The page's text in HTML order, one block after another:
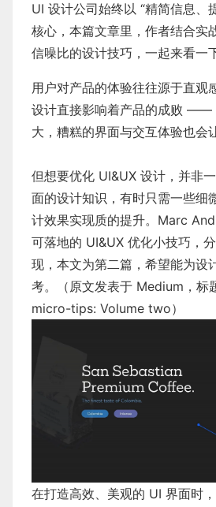
UI 设计公司始终以 “精简信息、
核心，本篇文章里，作者结合实
信噪比的设计技巧，一起来看一
用户对产品的体验往往源于直观
设计直接影响着产品的成败 ——
大，糟糕的界面与交互体验也会
但想要优化 UI&UX 设计，并非
面的设计知识，有时只需一些细
计效果实现质的提升。Marc
可落地的 UI&UX 优化小技巧，
现，本文为第二篇，希望能为设
考。（原文发表于 Medium，标
micro-tips: Volume two）
在打造高效、美观的 UI 界面时